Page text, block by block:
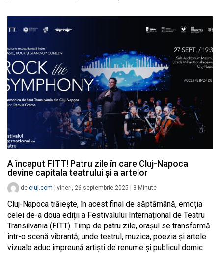
A început FITT! Patru zile în care Cluj-Napoca
devine capitala teatrului și a artelor
de cluj.com vineri, 26 septembrie 2025 3 Minute
Cluj-Napoca trăiește, în acest final de săptămână, emoția
celei de-a doua ediții a Festivalului Internațional de Teatru
Transilvania (FITT). Timp de patru zile, orașul se transformă
într-o scenă vibrantă, unde teatrul, muzica, poezia și artele
vizuale aduc împreună artiști de renume și publicul dornic